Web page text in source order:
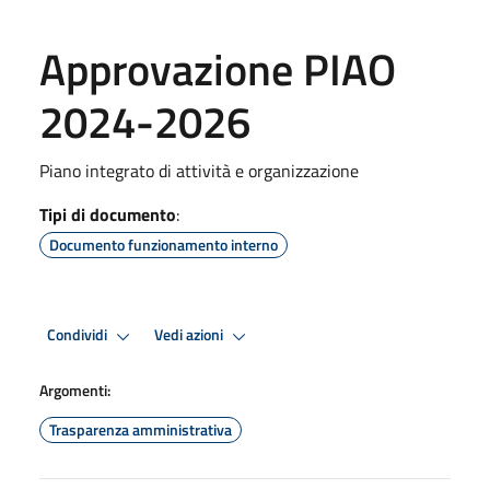
Approvazione PIAO
2024-2026
Piano integrato di attività e organizzazione
Tipi di documento:
Documento funzionamento interno
Condividi Vedi azioni
Argomenti:
Trasparenza amministrativa